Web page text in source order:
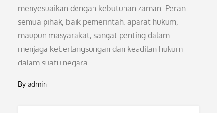
menyesuaikan dengan kebutuhan zaman. Peran
semua pihak, baik pemerintah, aparat hukum,
maupun masyarakat, sangat penting dalam
menjaga keberlangsungan dan keadilan hukum
dalam suatu negara.
Byadmin